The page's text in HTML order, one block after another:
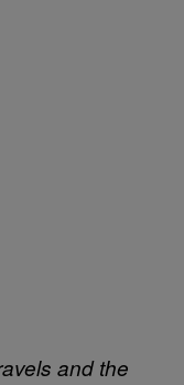
and the